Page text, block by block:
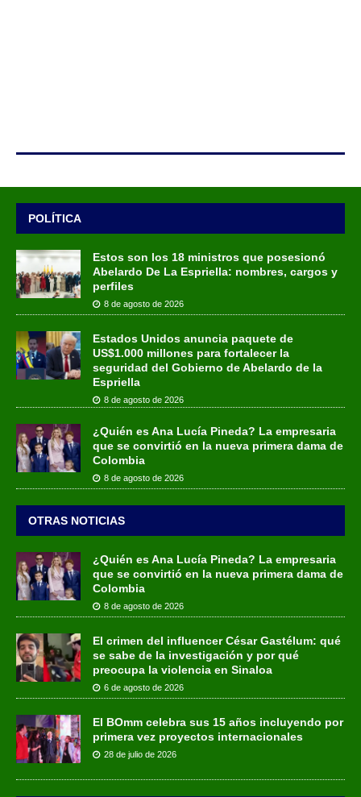
POLÍTICA
Estos son los 18 ministros que posesionó
Abelardo De La Espriella: nombres, cargos y
perfiles
8 de agosto de 2026
Estados Unidos anuncia paquete de
US$1.000 millones para fortalecer la
seguridad del Gobierno de Abelardo de la
Espriella
8 de agosto de 2026
¿Quién es Ana Lucía Pineda? La empresaria
que se convirtió en la nueva primera dama de
Colombia
8 de agosto de 2026
OTRAS NOTICIAS
¿Quién es Ana Lucía Pineda? La empresaria
que se convirtió en la nueva primera dama de
Colombia
8 de agosto de 2026
El crimen del influencer César Gastélum: qué
se sabe de la investigación y por qué
preocupa la violencia en Sinaloa
6 de agosto de 2026
El BOmm celebra sus 15 años incluyendo por
primera vez proyectos internacionales
28 de julio de 2026